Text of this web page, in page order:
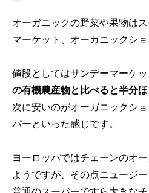
オーガニックの野菜や果物は
マーケット、オーガニックショ
値段としてはサンデーマーケッ
の有機農産物と比べると半分
次に安いのがオーガニックシ
パーといった感じです。
ヨーロッパではチェーンのオ
ようですが、その点ニュージー